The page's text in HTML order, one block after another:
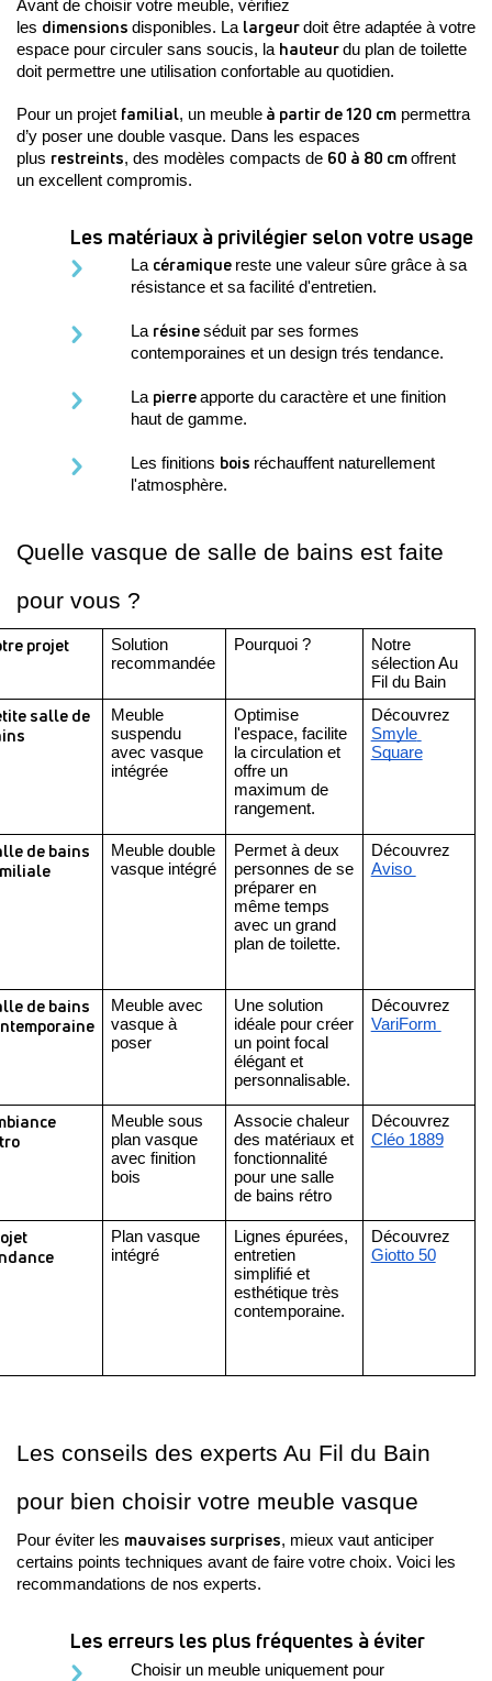
Avant de choisir votre meuble, vérifiez
les dimensions disponibles. La largeur doit être adaptée à votre
espace pour circuler sans soucis, la hauteur du plan de toilette
doit permettre une utilisation confortable au quotidien.
Pour un projet familial, un meuble à partir de 120 cm permettra
d’y poser une double vasque. Dans les espaces
plus restreints, des modèles compacts de 60 à 80 cm offrent
un excellent compromis.
Les matériaux à privilégier selon votre usage
La céramique reste une valeur sûre grâce à sa
résistance et sa facilité d'entretien.
La résine séduit par ses formes
contemporaines et un design trés tendance.
La pierre apporte du caractère et une finition
haut de gamme.
Les finitions bois réchauffent naturellement
l'atmosphère.
Quelle vasque de salle de bains est faite
pour vous ?
projet
Solution
recommandée
Pourquoi ?
Notre
sélection Au
Fil du Bain
salle de
Meuble
suspendu
avec vasque
intégrée
Optimise
l'espace, facilite
la circulation et
offre un
maximum de
rangement.
Découvrez
Smyle
Square
de bains
Meuble double
vasque intégré
Permet à deux
personnes de se
préparer en
même temps
avec un grand
plan de toilette.
Découvrez
Aviso
de bains
Meuble avec
vasque à
poser
Une solution
idéale pour créer
un point focal
élégant et
personnalisable.
Découvrez
VariForm
Meuble sous
plan vasque
avec finition
bois
Associe chaleur
des matériaux et
fonctionnalité
pour une salle
de bains rétro
Découvrez
Cléo 1889
Plan vasque
intégré
Lignes épurées,
entretien
simplifié et
esthétique très
contemporaine.
Découvrez
Giotto 50
Les conseils des experts Au Fil du Bain
pour bien choisir votre meuble vasque
Pour éviter les mauvaises surprises, mieux vaut anticiper
certains points techniques avant de faire votre choix. Voici les
recommandations de nos experts.
Les erreurs les plus fréquentes à éviter
Choisir un meuble uniquement pour